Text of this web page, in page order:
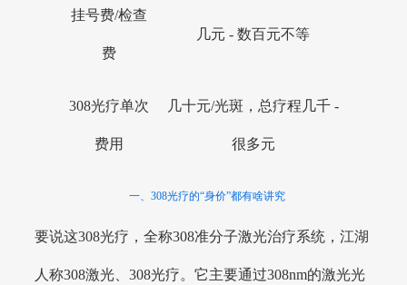
挂号费/检查
费
几元 - 数百元不等
308光疗单次
费用
几十元/光斑，总疗程几千 -
很多元
一、308光疗的“身价”都有啥讲究
要说这308光疗，全称308准分子激光治疗系统，江湖
人称308激光、308光疗。它主要通过308nm的激光光